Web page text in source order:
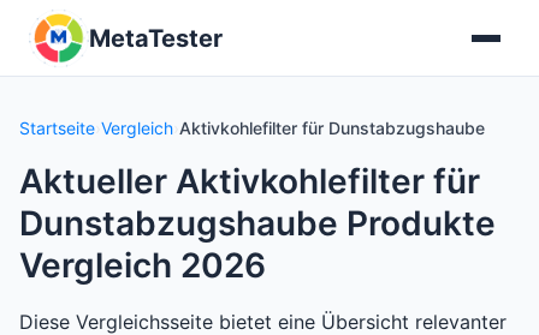
MetaTester
Startseite Vergleich Aktivkohlefilter für Dunstabzugshaube
Aktueller Aktivkohlefilter für
Dunstabzugshaube Produkte
Vergleich 2026
Diese Vergleichsseite bietet eine Übersicht relevanter